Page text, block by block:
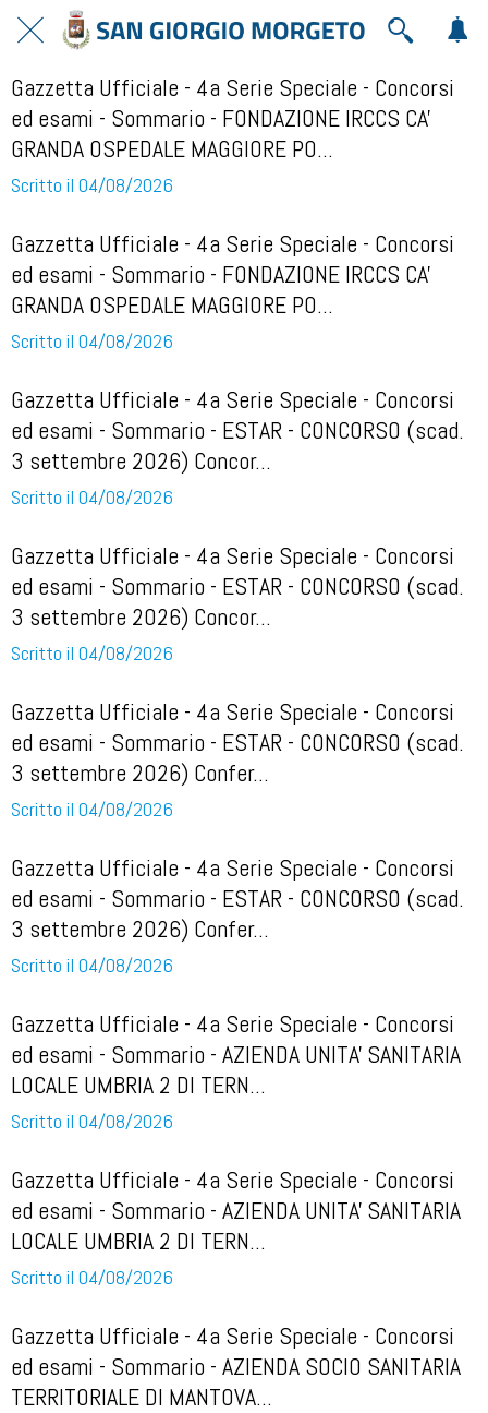
Gazzetta Ufficiale - 4a Serie Speciale - Concorsi
ed esami - Sommario - FONDAZIONE IRCCS CA'
GRANDA OSPEDALE MAGGIORE PO...
Scritto il 04/08/2026
Gazzetta Ufficiale - 4a Serie Speciale - Concorsi
ed esami - Sommario - FONDAZIONE IRCCS CA'
GRANDA OSPEDALE MAGGIORE PO...
Scritto il 04/08/2026
Gazzetta Ufficiale - 4a Serie Speciale - Concorsi
ed esami - Sommario - ESTAR - CONCORSO (scad.
3 settembre 2026) Concor...
Scritto il 04/08/2026
Gazzetta Ufficiale - 4a Serie Speciale - Concorsi
ed esami - Sommario - ESTAR - CONCORSO (scad.
3 settembre 2026) Concor...
Scritto il 04/08/2026
Gazzetta Ufficiale - 4a Serie Speciale - Concorsi
ed esami - Sommario - ESTAR - CONCORSO (scad.
3 settembre 2026) Confer...
Scritto il 04/08/2026
Gazzetta Ufficiale - 4a Serie Speciale - Concorsi
ed esami - Sommario - ESTAR - CONCORSO (scad.
3 settembre 2026) Confer...
Scritto il 04/08/2026
Gazzetta Ufficiale - 4a Serie Speciale - Concorsi
ed esami - Sommario - AZIENDA UNITA' SANITARIA
LOCALE UMBRIA 2 DI TERN...
Scritto il 04/08/2026
Gazzetta Ufficiale - 4a Serie Speciale - Concorsi
ed esami - Sommario - AZIENDA UNITA' SANITARIA
LOCALE UMBRIA 2 DI TERN...
Scritto il 04/08/2026
Gazzetta Ufficiale - 4a Serie Speciale - Concorsi
ed esami - Sommario - AZIENDA SOCIO SANITARIA
TERRITORIALE DI MANTOVA...